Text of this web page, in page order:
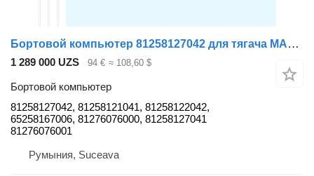
Бортовой компьютер 81258127042 для тягача MAN TGX
1 289 000 UZS 94 € ≈ 108,60 $
Бортовой компьютер
81258127042, 81258121041, 81258122042,
65258167006, 81276076000, 81258127041
81276076001
Румыния, Suceava